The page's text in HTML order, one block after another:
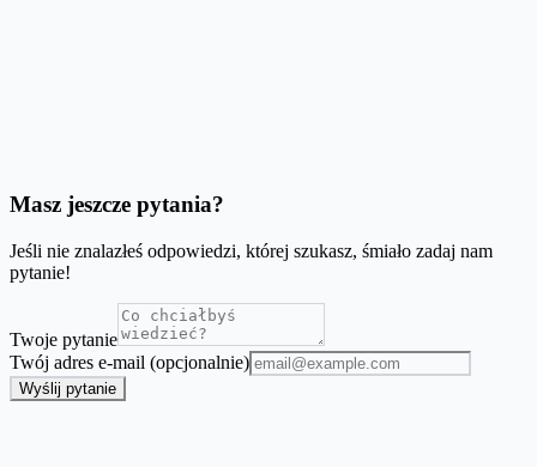
Masz jeszcze pytania?
Jeśli nie znalazłeś odpowiedzi, której szukasz, śmiało zadaj nam
pytanie!
Twoje pytanie
Twój adres e-mail (opcjonalnie)
Wyślij pytanie